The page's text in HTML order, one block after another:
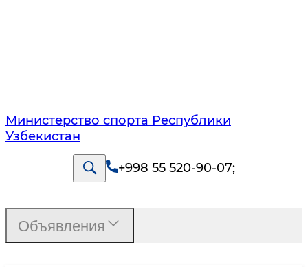
Министерство спорта Республики
Узбекистан
+998 55 520-90-07;
Объявления